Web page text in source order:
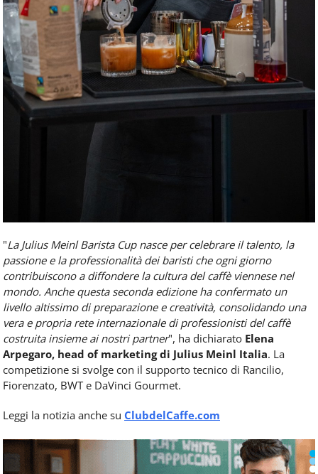
"La Julius Meinl Barista Cup nasce per celebrare il talento, la
passione e la professionalità dei baristi che ogni giorno
contribuiscono a diffondere la cultura del caffè viennese nel
mondo. Anche questa seconda edizione ha confermato un
livello altissimo di preparazione e creatività, consolidando una
vera e propria rete internazionale di professionisti del caffè
costruita insieme ai nostri partner", ha dichiarato Elena
Arpegaro, head of marketing di Julius Meinl Italia. La
competizione si svolge con il supporto tecnico di Rancilio,
Fiorenzato, BWT e DaVinci Gourmet.
Leggi la notizia anche su ClubdelCaffe.com